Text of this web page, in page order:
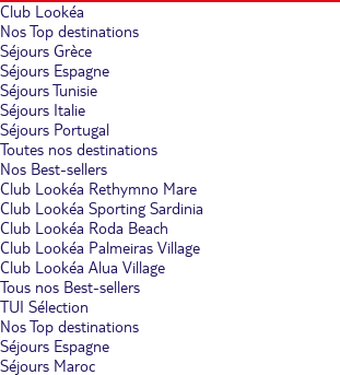
Club Lookéa
Nos Top destinations
Séjours Grèce
Séjours Espagne
Séjours Tunisie
Séjours Italie
Séjours Portugal
Toutes nos destinations
Nos Best-sellers
Club Lookéa Rethymno Mare
Club Lookéa Sporting Sardinia
Club Lookéa Roda Beach
Club Lookéa Palmeiras Village
Club Lookéa Alua Village
Tous nos Best-sellers
TUI Sélection
Nos Top destinations
Séjours Espagne
Séjours Maroc